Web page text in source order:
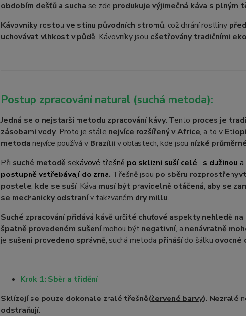
obdobím dešťů a sucha se zde produkuje výjimečná káva s plným
Kávovníky rostou ve stínu původních stromů, což chrání rostliny
uchovávat vlhkost v půdě. Kávovníky jsou ošetřovány tradičními
Postup zpracování natural (suchá metoda):
Jedná se o nejstarší metodu zpracování kávy. Tento proces je
zásobami vody. Proto je stále nejvíce rozšířený v Africe, a to v
metoda nejvíce používá v Brazílii v oblastech, kde jsou nízké
Při suché metodě sekávové třešně po sklizni suší celé i s dužinou a
postupně vstřebávají do zrna. Třešně jsou po sběru rozprostřenyv
postele, kde se suší. Káva musí být pravidelně otáčená, aby se
se mechanicky odstranív takzvaném dry millu.
Suché zpracování přidává kávě určité chuťové aspekty nehledě na
špatně provedeném sušenímohou být negativní, a nenávratně
je sušení provedeno správně, suchá metoda přinášído šálku ovocné
Krok 1: Sběr a třídění
Sklízejí se pouze dokonale zralé třešně(červené barvy). Nezralé
odstraňují.